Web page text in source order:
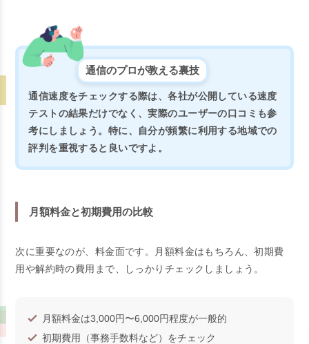
通信のプロが教える裏技
通信速度をチェックする際は、各社が公開している速度
テストの結果だけでなく、実際のユーザーの口コミも参
考にしましょう。特に、自分が頻繁に利用する地域での
評判を重視すると良いですよ。
月額料金と初期費用の比較
次に重要なのが、料金面です。月額料金はもちろん、初期費
用や解約時の費用まで、しっかりチェックしましょう。
月額料金は3,000円〜6,000円程度が一般的
初期費用（事務手数料など）をチェック